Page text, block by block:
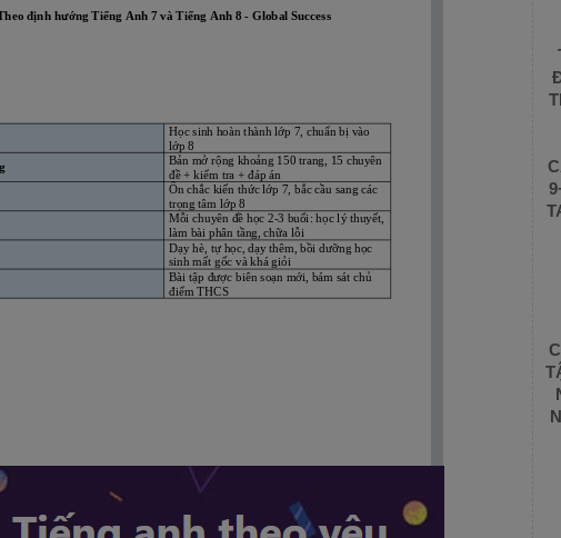
định hướng Tiếng Anh 7 và Tiếng Anh 8 - Global Success
Học sinh hoàn thành lớp 7, chuẩn bị vào
lớp 8
Bản mở rộng khoảng 150 trang, 15 chuyên
đề + kiểm tra + đáp án
Ôn chắc kiến thức lớp 7, bắc cầu sang các
trọng tâm lớp 8
Mỗi chuyên đề học 2-3 buổi: học lý thuyết,
làm bài phân tầng, chữa lỗi
Dạy hè, tự học, dạy thêm, bồi dưỡng học
sinh mất gốc và khá giỏi
Bài tập được biên soạn mới, bám sát chủ
điểm THCS